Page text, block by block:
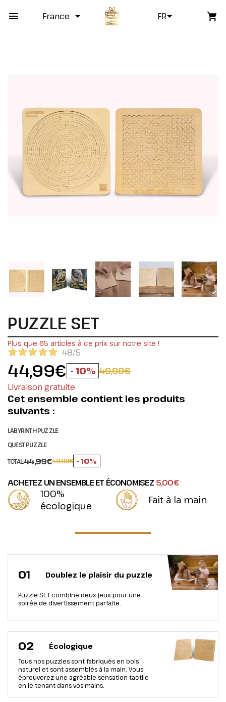
France FR
PUZZLE SET
48/5
44,99€ - 10% 49,99€
Plus que 65 articles à ce prix sur notre site !
Livraison gratuite
Cet ensemble contient les produits
suivants :
LABYRINTH PUZZLE
QUEST PUZZLE
TOTAL:44,99€49,99€ - 10%
ACHETEZ UN ENSEMBLE ET ÉCONOMISEZ 5,00€
100%
écologique
Fait à la main
01 Doublez le plaisir du puzzle
Puzzle SET combine deux jeux pour une
soirée de divertissement parfaite.
02 Écologique
Tous nos puzzles sont fabriqués en bois
naturel et sont assemblés à la main. Vous
éprouverez une agréable sensation tactile
en le tenant dans vos mains.